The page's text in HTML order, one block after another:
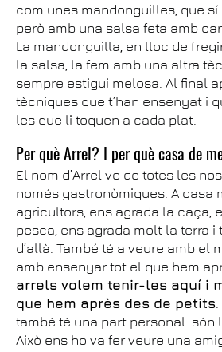
com unes mandonguilles, que sí
però amb una salsa feta amb
La mandonguilla, en lloc de
la salsa, la fem amb una altra
sempre estigui melosa. Al final
tècniques que t’han ensenyat i
les que li toquen a cada plat.
Per què Arrel? I per què casa de
El nom d’Arrel ve de totes les
només gastronòmiques. A casa
agricultors, ens agrada la caça,
pesca, ens agrada molt la terra i
d’allà. També té a veure amb el
amb ensenyar tot el que hem
arrels volem tenir-les aquí i
que hem après des de petits
també té una part personal: són
Això ens ho va fer veure una